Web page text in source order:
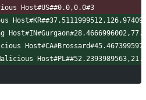
Host#US##0.0,0.0#3